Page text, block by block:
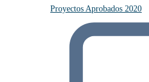
Proyectos Aprobados 2020